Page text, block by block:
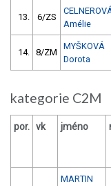
13. 6/ZS
Amélie
14. 8/ZM
MYŠKOVÁ
Dorota
kategorie C2M
por. vk jméno
MARTIN